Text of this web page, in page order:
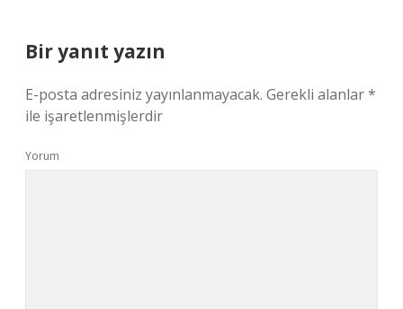
Bir yanıt yazın
E-posta adresiniz yayınlanmayacak. Gerekli alanlar*
ile işaretlenmişlerdir
Yorum